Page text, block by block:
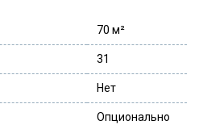
70 м²
31
Нет
Опционально